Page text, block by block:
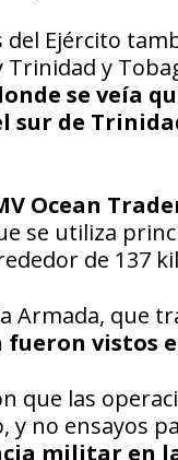
Ejército
y
se veía
sur de
Ocean
se utiliza
de 137
Armada, que
vistos
las
no ensayos
militar en